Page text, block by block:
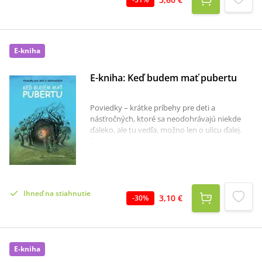
dopĺňajú jemné ilustrácie Vojtecha Stašíka.
E-kniha
E-kniha: Keď budem mať pubertu
Poviedky – krátke príbehy pre deti a
násťročných, ktoré sa neodohrávajú niekde
ďaleko, ale tu vedľa, možno len o ulicu ďalej.
Zobrazujú svet plný fantázie, humoru, snov,
ale to už viete. Toto sú najlepšie poviedky 13.
ročníka súťaže o najlepšiu poviedku pre deti a
násťročných. Poviedkové knihy čítajú aj
myslení svojich detí. Poviedkové knihy patria
Ihneď na stiahnutie -30% 3,10 €
E-kniha